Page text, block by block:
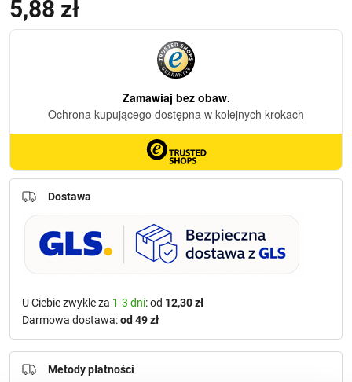
5,88 zł
Dostawa
U Ciebie zwykle za 1-3 dni: od 12,30 zł
Darmowa dostawa:od 49 zł
Metody płatności